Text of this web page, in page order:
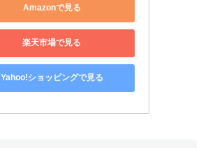
Amazonで見る
楽天市場で見る
Yahoo!ショッピングで見る